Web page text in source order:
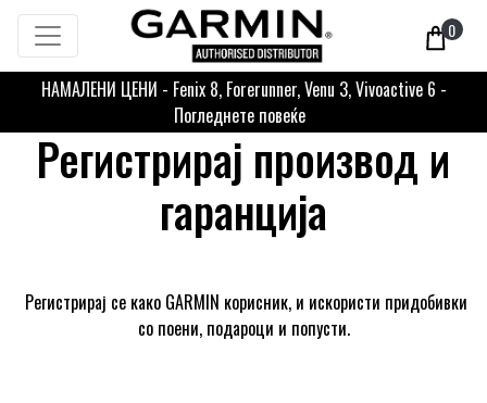
0
НАМАЛЕНИ ЦЕНИ - Fenix 8, Forerunner, Venu 3, Vivoactive 6 -
Погледнете повеќе
Регистрирај производ и
гаранција
Регистрирај се како GARMIN корисник, и искористи придобивки
со поени, подароци и попусти.